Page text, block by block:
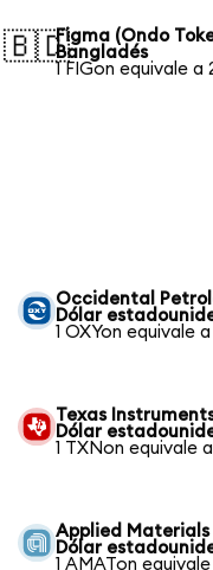
🇧🇩Figma (Ondo
Bangladés
1 FIGon equivale a
Occidental
Dólar
1 OXYon equivale
Texas
Dólar
1 TXNon equivale
Applied Materials
Dólar
1 AMATon equivale